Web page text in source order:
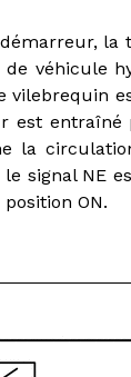
la
véhicule
vilebrequin
est
la
signal NE
ON.